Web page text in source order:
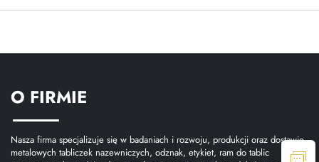
O FIRMIE
Nasza firma specjalizuje się w badaniach i rozwoju, produkcji oraz dostawie
metalowych tabliczek nazewniczych, odznak, etykiet, ram do tablic